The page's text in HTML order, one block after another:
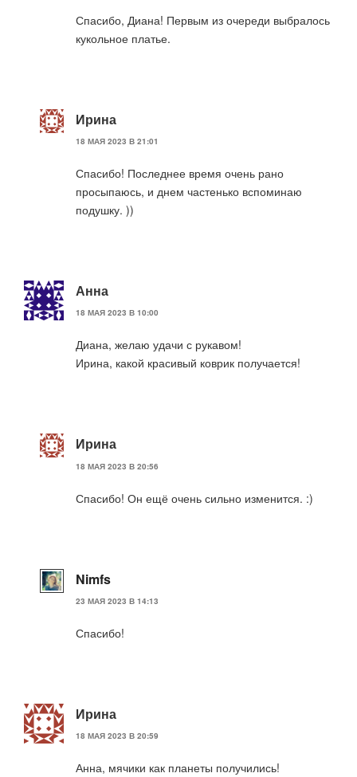
Спасибо, Диана! Первым из очереди выбралось
кукольное платье.
Ирина
18 МАЯ 2023 В 21:01
Спасибо! Последнее время очень рано
просыпаюсь, и днем частенько вспоминаю
подушку. ))
Анна
18 МАЯ 2023 В 10:00
Диана, желаю удачи с рукавом!
Ирина, какой красивый коврик получается!
Ирина
18 МАЯ 2023 В 20:56
Спасибо! Он ещё очень сильно изменится. :)
Nimfs
23 МАЯ 2023 В 14:13
Спасибо!
Ирина
18 МАЯ 2023 В 20:59
Анна, мячики как планеты получились!